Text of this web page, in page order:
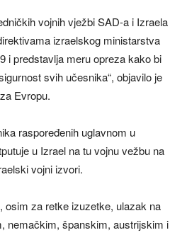
vojnih vježbi SAD-a i Izraela
izraelskog ministarstva
i predstavlja meru opreza kako bi
svih učesnika“, objavilo je
Evropu.
raspoređenih uglavnom u
u Izrael na tu vojnu vežbu na
vojni izvori.
osim za retke izuzetke, ulazak na
nemačkim, španskim, austrijskim i